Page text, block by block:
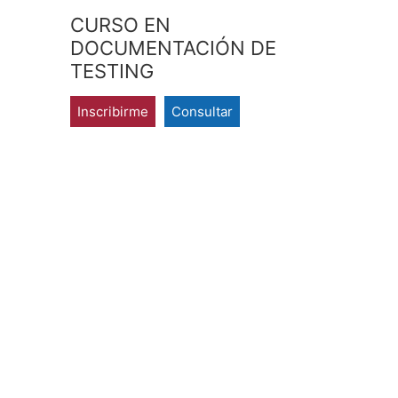
CURSO EN
DOCUMENTACIÓN DE
TESTING
Inscribirme Consultar